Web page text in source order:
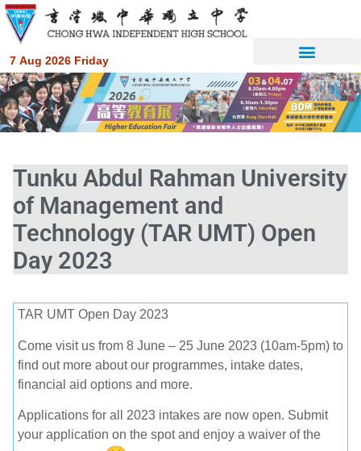
7 Aug 2026 Friday
Tunku Abdul Rahman University
of Management and
Technology (TAR UMT) Open
Day 2023
TAR UMT Open Day 2023
Come visit us from 8 June – 25 June 2023 (10am-5pm) to
find out more about our programmes, intake dates,
financial aid options and more.
Applications for all 2023 intakes are now open. Submit
your application on the spot and enjoy a waiver of the